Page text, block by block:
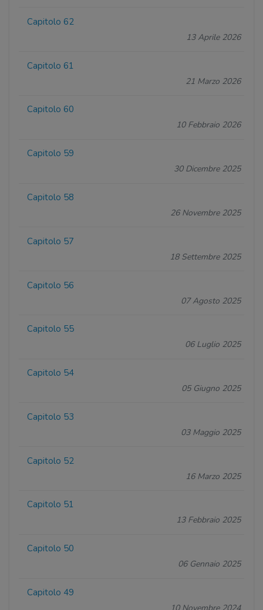
Capitolo 62
13 Aprile 2026
Capitolo 61
21 Marzo 2026
Capitolo 60
10 Febbraio 2026
Capitolo 59
30 Dicembre 2025
Capitolo 58
26 Novembre 2025
Capitolo 57
18 Settembre 2025
Capitolo 56
07 Agosto 2025
Capitolo 55
06 Luglio 2025
Capitolo 54
05 Giugno 2025
Capitolo 53
03 Maggio 2025
Capitolo 52
16 Marzo 2025
Capitolo 51
13 Febbraio 2025
Capitolo 50
06 Gennaio 2025
Capitolo 49